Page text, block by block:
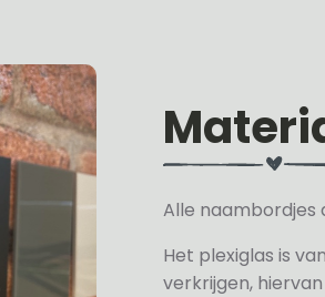
Alle naambordjes
Het plexiglas is
verkrijgen,